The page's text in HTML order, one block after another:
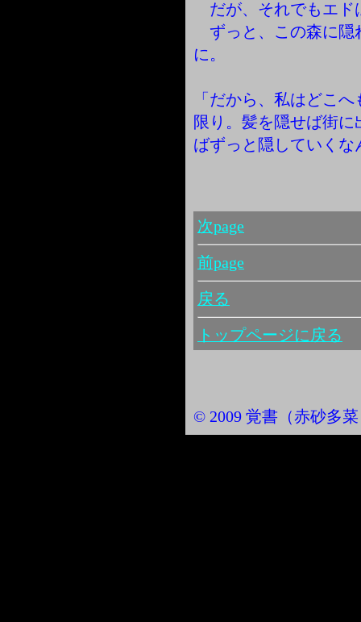
だが、それでもエド
ずっと、この森に隠
に。
「だから、私はどこ
限り。髪を隠せば街
ばずっと隠していく
次page
前page
戻る
トップページに戻る
© 2009 覚書（赤砂多